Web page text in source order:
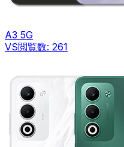
A3 5G
VS閲覧数: 261